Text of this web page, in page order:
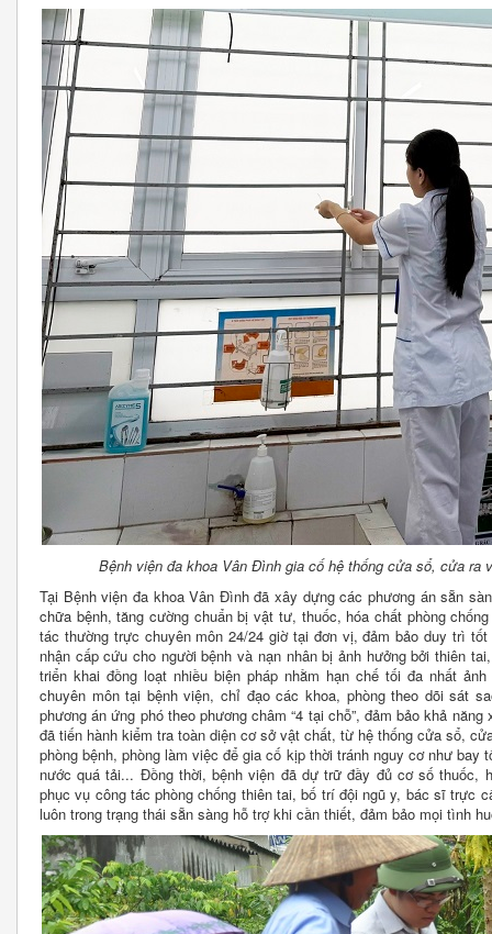
Bệnh viện đa khoa Vân Đình gia cố hệ thống cửa sổ, cửa ra
Tại Bệnh viện đa khoa Vân Đình đã xây dựng các phương án sẵn
chữa bệnh, tăng cường chuẩn bị vật tư, thuốc, hóa chất phòng
tác thường trực chuyên môn 24/24 giờ tại đơn vị, đảm bảo duy trì
nhận cấp cứu cho người bệnh và nạn nhân bị ảnh hưởng bởi thiên
triển khai đồng loạt nhiều biện pháp nhằm hạn chế tối đa nhất
chuyên môn tại bệnh viện, chỉ đạo các khoa, phòng theo dõi sát
phương án ứng phó theo phương châm “4 tại chỗ”, đảm bảo khả
đã tiến hành kiểm tra toàn diện cơ sở vật chất, từ hệ thống cửa sổ,
phòng bệnh, phòng làm việc để gia cố kịp thời tránh nguy cơ như bay
nước quá tải... Đồng thời, bệnh viện đã dự trữ đầy đủ cơ số thuốc,
phục vụ công tác phòng chống thiên tai, bố trí đội ngũ y, bác sĩ trực
luôn trong trạng thái sẵn sàng hỗ trợ khi cần thiết, đảm bảo mọi tình